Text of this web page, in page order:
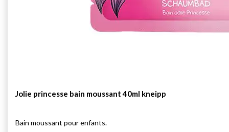
Jolie princesse bain moussant 40ml kneipp
Bain moussant pour enfants.